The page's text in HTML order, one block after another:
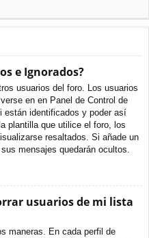
e Ignorados?
usuarios del foro. Los usuarios
en en Panel de Control de
están identificados y poder así
plantilla que utilice el foro, los
resaltados. Si añade un
mensajes quedarán ocultos.
usuarios de mi lista
maneras. En cada perfil de